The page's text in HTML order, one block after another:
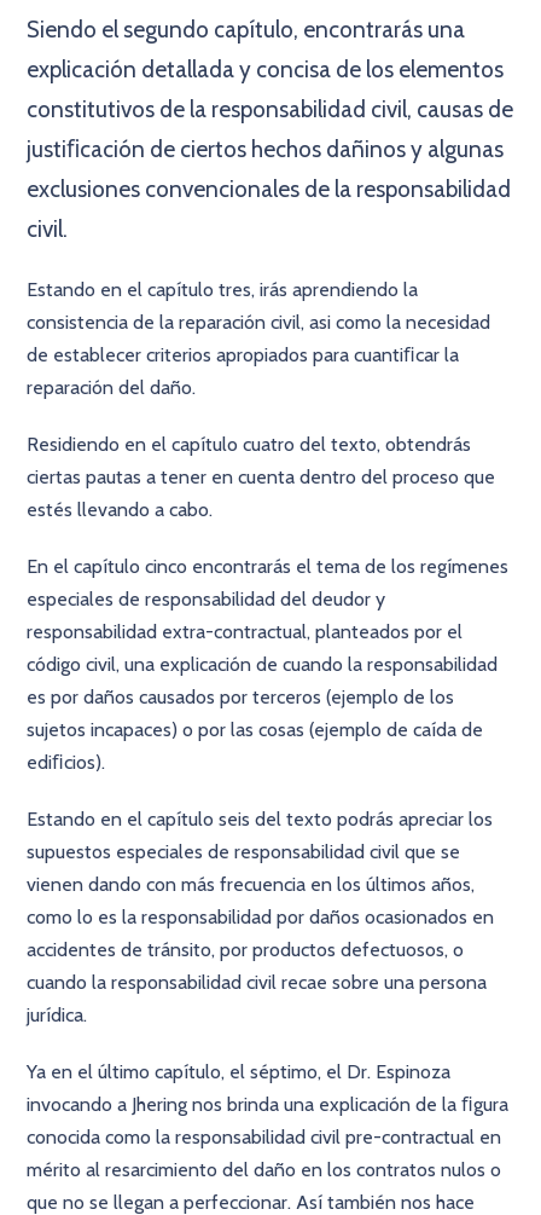
Siendo el segundo capítulo, encontrarás una
explicación detallada y concisa de los elementos
constitutivos de la responsabilidad civil, causas de
justiﬁcación de ciertos hechos dañinos y algunas
exclusiones convencionales de la responsabilidad
civil.
Estando en el capítulo tres, irás aprendiendo la
consistencia de la reparación civil, asi como la necesidad
de establecer criterios apropiados para cuantiﬁcar la
reparación del daño.
Residiendo en el capítulo cuatro del texto, obtendrás
ciertas pautas a tener en cuenta dentro del proceso que
estés llevando a cabo.
En el capítulo cinco encontrarás el tema de los regímenes
especiales de responsabilidad del deudor y
responsabilidad extra-contractual, planteados por el
código civil, una explicación de cuando la responsabilidad
es por daños causados por terceros (ejemplo de los
sujetos incapaces) o por las cosas (ejemplo de caída de
ediﬁcios).
Estando en el capítulo seis del texto podrás apreciar los
supuestos especiales de responsabilidad civil que se
vienen dando con más frecuencia en los últimos años,
como lo es la responsabilidad por daños ocasionados en
accidentes de tránsito, por productos defectuosos, o
cuando la responsabilidad civil recae sobre una persona
jurídica.
Ya en el último capítulo, el séptimo, el Dr. Espinoza
invocando a Jhering nos brinda una explicación de la ﬁgura
conocida como la responsabilidad civil pre-contractual en
mérito al resarcimiento del daño en los contratos nulos o
que no se llegan a perfeccionar. Así también nos hace